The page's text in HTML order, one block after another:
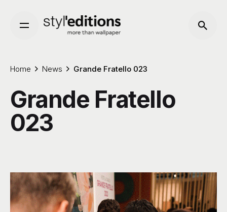
content
Home News Grande Fratello 023
Grande Fratello
023